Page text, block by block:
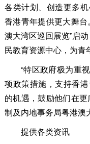
各类计划、创造更多
香港青年提供更大舞
澳大湾区巡回展览”启
民教育资源中心，为青
“特区政府极为重视
项政策措施，支持香
的机遇，鼓励他们在
制及内地事务局粤港澳
提供各类资讯